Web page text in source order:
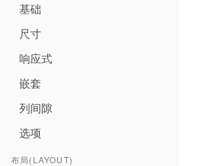
基础
尺寸
响应式
嵌套
列间隙
选项
布局(LAYOUT)